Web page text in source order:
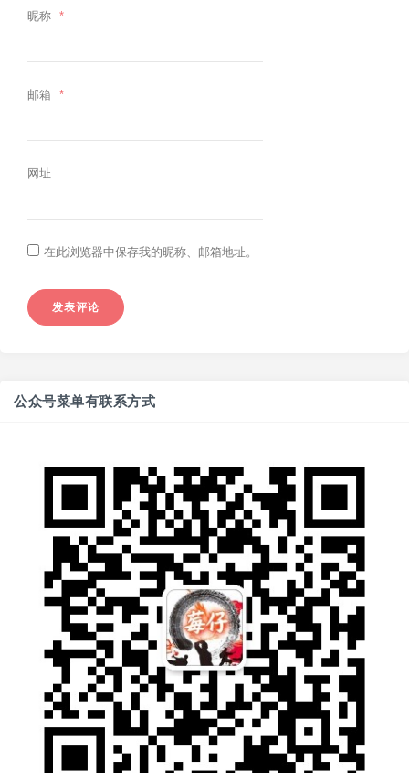
昵称 *
邮箱 *
网址
在此浏览器中保存我的昵称、邮箱地址。
公众号菜单有联系方式